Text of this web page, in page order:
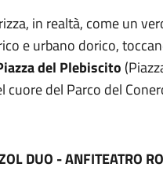
in realtà, come un
e urbano dorico,
del Plebiscito
cuore del Parco del
DUO - ANFITEATRO